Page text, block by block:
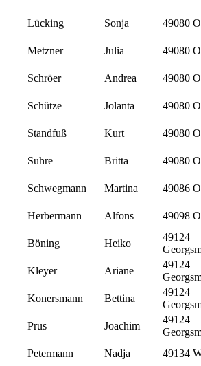
Lücking
Sonja 49080
Metzner
Julia 49080
Schröer
Andrea 49080
Schütze
Jolanta 49080
Standfuß
Kurt 49080
Suhre
Britta 49080
Schwegmann
Martina 49086
Herbermann
Alfons 49098
Böning
Heiko
49124
Kleyer
Ariane
49124
Konersmann
Bettina
49124
Prus
Joachim
49124
Petermann
Nadja 49134